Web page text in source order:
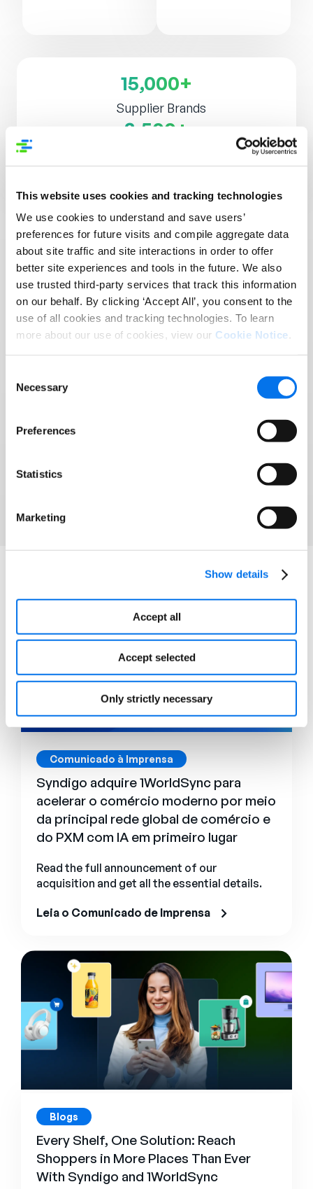
This website uses cookies and tracking technologies
We use cookies to understand and save users’
preferences for future visits and compile aggregate data
about site traffic and site interactions in order to offer
better site experiences and tools in the future. We also
use trusted third-party services that track this information
on our behalf. By clicking ‘Accept All’, you consent to the
use of all cookies and tracking technologies. To learn
more about our use of cookies, view our Cookie Notice.
Selection
Necessary
Preferences
Statistics
Marketing
Show details
Accept all
Accept selected
Only strictly necessary
15,000+
Supplier Brands
3,500+
Varejistas, Distribuidores e Plataformas
Reach More Customers
in More Places:
Introducing Syndigo +
1WorldSync
Syndigo and 1WorldSync have joined forces to
help brands and retailers win modern commerce
Explore mais
Comunicado à Imprensa
Syndigo adquire 1WorldSync para
acelerar o comércio moderno por meio
da principal rede global de comércio e
do PXM com IA em primeiro lugar
Read the full announcement of our
acquisition and get all the essential details.
Leia o Comunicado de Imprensa
Blogs
Every Shelf, One Solution: Reach
Shoppers in More Places Than Ever
With Syndigo and 1WorldSync